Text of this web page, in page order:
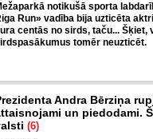
notikušā sporta
Run» vadība bija uzticēta
centās no sirds, taču... Šķiet,
tomēr neuzticēt.
Andra Bērziņa
un piedodami.
(6)